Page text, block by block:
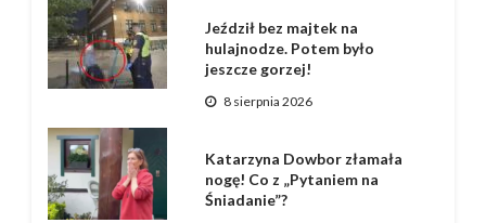
Jeździł bez majtek na
hulajnodze. Potem było
jeszcze gorzej!
8 sierpnia 2026
Katarzyna Dowbor złamała
nogę! Co z „Pytaniem na
Śniadanie”?